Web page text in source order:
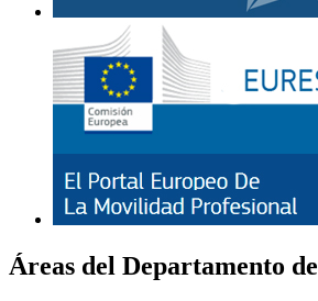
Áreas del Departamento